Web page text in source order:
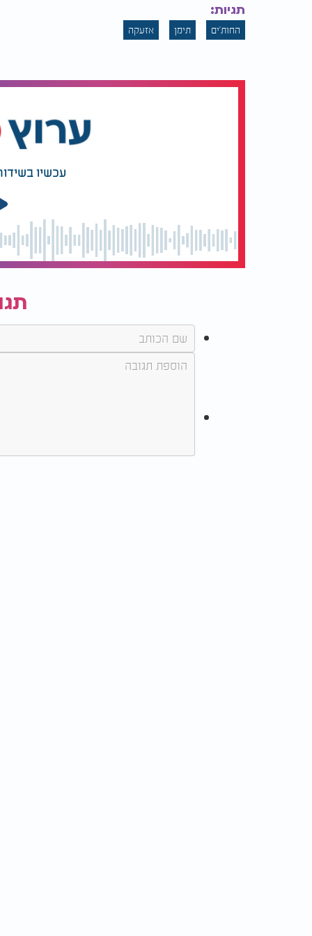
וחודיידה. החות'ים דיווחו כי לפחות 16 מאנשיהם נהרגו במהלך התקיפות.
גורמים בצבא האמריקני מסרו כי התקיפות
שלשום שיגרו החות'ים טיל נוסף לכיוון
החות'ים איימו להמשיך ולשגר טילים אם
החות'ים, התקיפות יימשכו כל עוד נמשכת
נשיא ארה"ב טראמפ הזהיר אתמול כי "על
הצהיר כי ארה"ב תגביר את התקיפות אם
"הקרב הזה אינו שקול - החות'ים יושמדו
תגיות:
החות'ים תימן אזעקה
עכשיו